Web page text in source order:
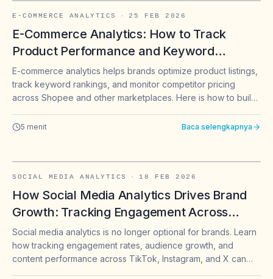
E-COMMERCE ANALYTICS · 25 FEB 2026
E-Commerce Analytics: How to Track
Product Performance and Keyword
Rankings on Shopee & Marketplaces
E-commerce analytics helps brands optimize product listings,
track keyword rankings, and monitor competitor pricing
across Shopee and other marketplaces. Here is how to build
5 menit Baca selengkapnya
SOCIAL MEDIA ANALYTICS · 18 FEB 2026
How Social Media Analytics Drives Brand
Growth: Tracking Engagement Across
TikTok, Instagram & X
Social media analytics is no longer optional for brands. Learn
how tracking engagement rates, audience growth, and
content performance across TikTok, Instagram, and X can